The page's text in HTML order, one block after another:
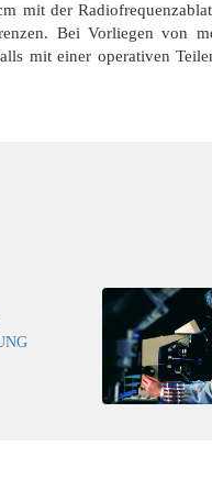
mit der
Bei Vorliegen von
mit einer operativen